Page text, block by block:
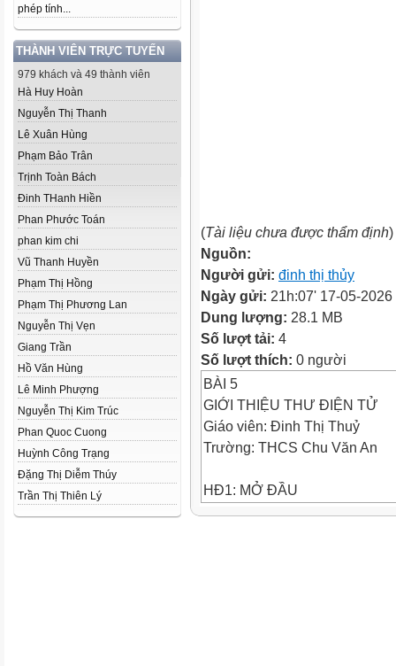
phép tính...
THÀNH VIÊN TRỰC TUYẾN
979 khách và 49 thành viên
Hà Huy Hoàn
Nguyễn Thị Thanh
Lê Xuân Hùng
Phạm Bảo Trân
Trịnh Toàn Bách
Đinh THanh Hiền
Phan Phước Toán
phan kim chi
Vũ Thanh Huyền
Phạm Thị Hồng
Phạm Thị Phương Lan
Nguyễn Thị Vẹn
Giang Trần
Hồ Văn Hùng
Lê Minh Phượng
Nguyễn Thị Kim Trúc
Phan Quoc Cuong
Huỳnh Công Trạng
Đặng Thị Diễm Thúy
Trần Thị Thiên Lý
(Tài liệu chưa được thẩm định)
Nguồn:
Người gửi: đinh thị thủy
Ngày gửi: 21h:07' 17-05-2026
Dung lượng: 28.1 MB
Số lượt tải: 4
Số lượt thích: 0 người
BÀI 5
GIỚI THIỆU THƯ ĐIỆN TỬ
Giáo viên: Đinh Thị Thuỷ
Trường: THCS Chu Văn An
HĐ1: MỞ ĐẦU